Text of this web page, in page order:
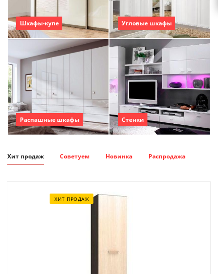
Шкафы-купе Угловые шкафы
Распашные шкафы Стенки
Хит продаж Советуем Новинка Распродажа
ХИТ ПРОДАЖ